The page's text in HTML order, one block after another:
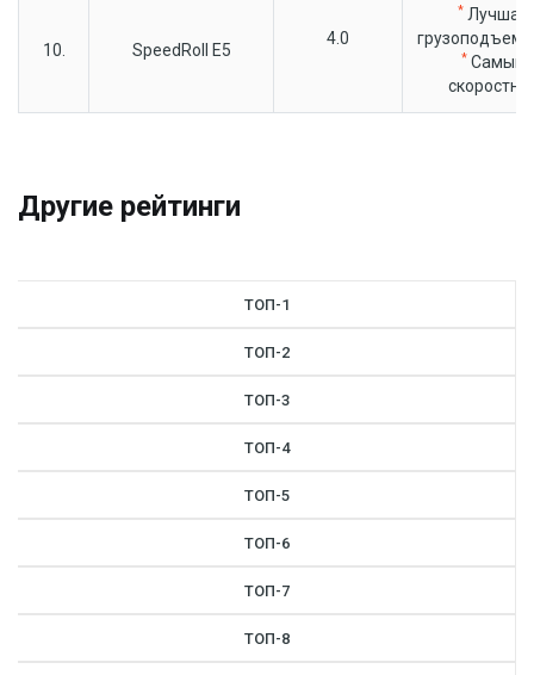
10. SpeedRoll E5
4.0
*Лучшая
* Самый
Другие рейтинги
ТОП-1
ТОП-2
ТОП-3
ТОП-4
ТОП-5
ТОП-6
ТОП-7
ТОП-8